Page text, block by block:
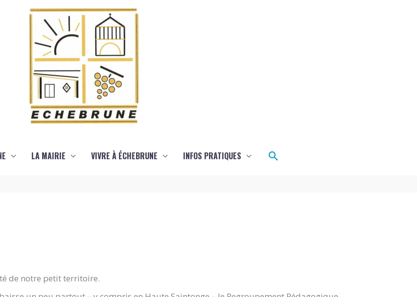
LA MAIRIE VIVRE À ÉCHEBRUNE INFOS PRATIQUES Rechercher
de notre petit territoire.